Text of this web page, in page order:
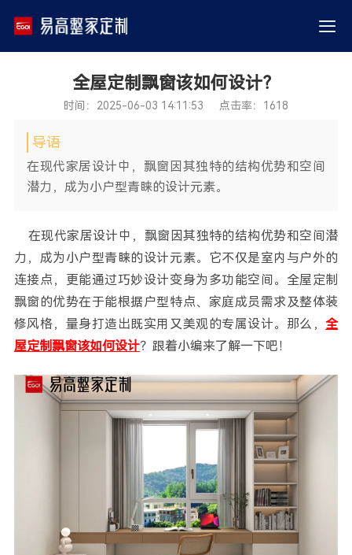
全屋定制飘窗该如何设计？
时间：2025-06-03 14:11:53 点击率：1618
导语
在现代家居设计中，飘窗因其独特的结构优势和空间
潜力，成为小户型青睐的设计元素。
在现代家居设计中，飘窗因其独特的结构优势和空间潜
力，成为小户型青睐的设计元素。它不仅是室内与户外的
连接点，更能通过巧妙设计变身为多功能空间。全屋定制
飘窗的优势在于能根据户型特点、家庭成员需求及整体装
修风格，量身打造出既实用又美观的专属设计。那么，全
屋定制飘窗该如何设计？跟着小编来了解一下吧！